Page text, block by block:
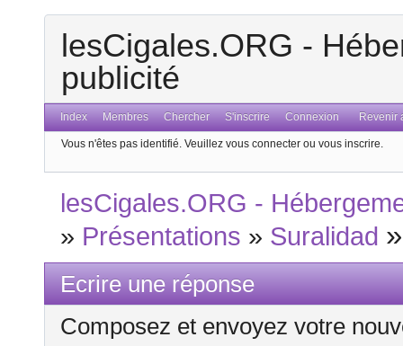
lesCigales.ORG -
publicité
Index Membres Chercher S'inscrire Connexion Revenir
Vous n'êtes pas identifié. Veuillez vous connecter ou vous inscrire.
lesCigales.ORG -
» Présentations » Suralidad
Ecrire une réponse
Composez et envoyez votre